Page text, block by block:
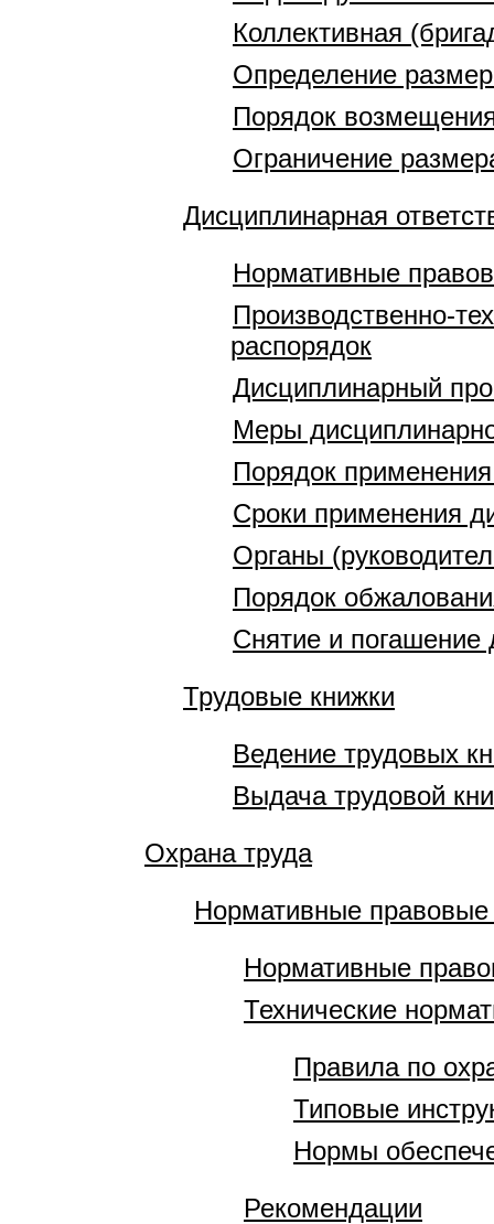
Коллективная
Определение
Порядок
Ограничение
Дисциплинарная
Нормативные
Производственно-
распорядок
Дисциплинарный
Меры
Порядок
Сроки применения
Органы
Порядок
Снятие и погашение
Трудовые книжки
Ведение трудовых
Выдача трудовой
Охрана труда
Нормативные правовые
Нормативные
Технические
Правила по
Типовые
Нормы
Рекомендации